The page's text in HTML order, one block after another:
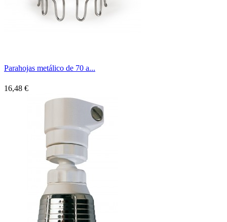
Parahojas metálico de 70 a...
16,48 €